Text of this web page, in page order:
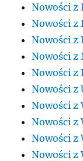
Nowości z
Nowości z
Nowości z
Nowości z
Nowości z
Nowości z
Nowości z
Nowości z
Nowości z
Nowości z